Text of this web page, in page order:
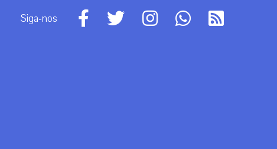
Siga-nos